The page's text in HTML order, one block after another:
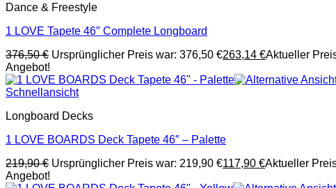
Dance & Freestyle
1 LOVE Tapete 46″ Complete Longboard
376,50€ Ursprünglicher Preis war: 376,50 €263,14 €Aktueller
Angebot!
Schnellansicht
Longboard Decks
1 LOVE BOARDS Deck Tapete 46″ – Palette
219,90€ Ursprünglicher Preis war: 219,90 €117,90 €Aktueller
Angebot!